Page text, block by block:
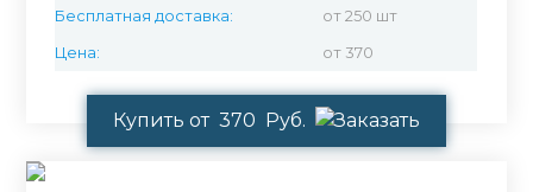
Бесплатная доставка: от 250 шт
Цена: от 370
Купить от 370 Руб.